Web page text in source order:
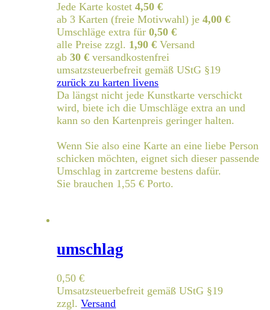
Jede Karte kostet4,50 €
ab 3 Karten (freie Motivwahl) je4,00 €
Umschläge extra für0,50 €
alle Preise zzgl. 1,90 € Versand
ab30 € versandkostenfrei
umsatzsteuerbefreit gemäß UStG §19
zurück zu karten livens
Da längst nicht jede Kunstkarte verschickt
wird, biete ich die Umschläge extra an und
kann so den Kartenpreis geringer halten.
Wenn Sie also eine Karte an eine liebe Person
schicken möchten, eignet sich dieser passende
Umschlag in zartcreme bestens dafür.
Sie brauchen 1,55 € Porto.
umschlag
0,50€
Umsatzsteuerbefreit gemäß UStG §19
zzgl.Versand